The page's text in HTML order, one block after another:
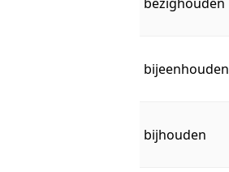
bijeenhouden
bijhouden